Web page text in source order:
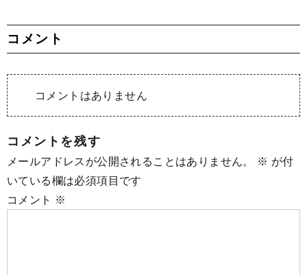
コメント
コメントはありません
コメントを残す
メールアドレスが公開されることはありません。 ※ が付
いている欄は必須項目です
コメント ※